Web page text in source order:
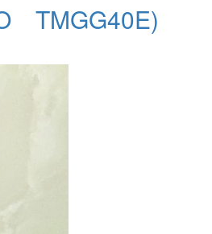
TMGG40E)